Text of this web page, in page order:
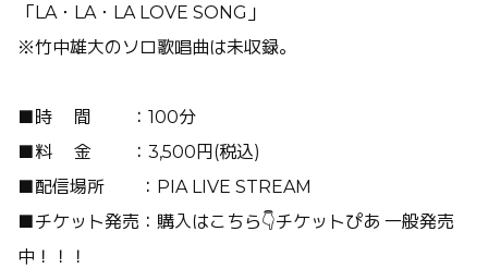
「LA・LA・LA LOVE SONG」
※竹中雄大のソロ歌唱曲は未収録。
■時 間 ：100分
■料 金 ：3,500円(税込)
■配信場所 ：PIA LIVE STREAM
■チケット発売：購入はこちら👇チケットぴあ 一般発売
中！！！